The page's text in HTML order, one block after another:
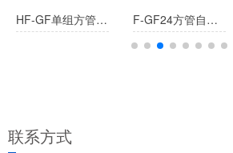
HF-GF单组方管抛光机 F-GF24方管自动抛光机
联系方式